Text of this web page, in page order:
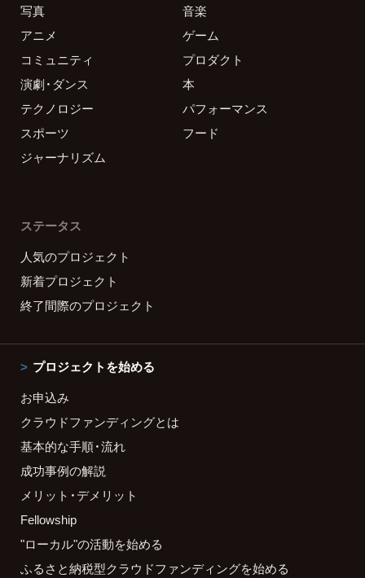
写真
音楽
アニメ
ゲーム
コミュニティ
プロダクト
演劇・ダンス
本
テクノロジー
パフォーマンス
スポーツ
フード
ジャーナリズム
ステータス
人気のプロジェクト
新着プロジェクト
終了間際のプロジェクト
プロジェクトを始める
お申込み
クラウドファンディングとは
基本的な手順・流れ
成功事例の解説
メリット・デメリット
Fellowship
"ローカル"の活動を始める
ふるさと納税型クラウドファンディングを始める